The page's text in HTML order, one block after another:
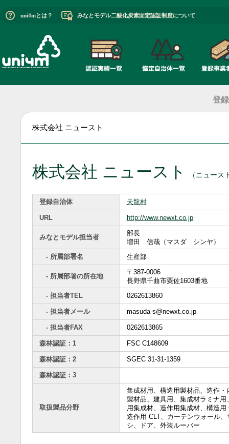
uni4mとは？ みなとモデル二酸化炭素固定認証制度について
登
株式会社 ニュースト
株式会社 ニュースト （ニュース
登録自治体 天龍村
URL http://www.newxt.co.jp
みなとモデル担当者
部長
増田 信哉（マスダ シンヤ）
- 所属部署名
生産部
- 所属部署の所在地
〒387-0006
長野県千曲市粟佐1603番地
- 担当者TEL
0262613860
- 担当者メール masuda-s@newxt.co.jp
- 担当者FAX 0262613865
森林認証：1 FSC C148609
森林認証：2 SGEC 31-31-1359
森林認証：3
取扱製品分野
集成材用、構造用製材品、造作・
製材品、建具用、集成材ラミナ用
用集成材、造作用集成材、構造用
造作用 CLT、カーテンウォール、
シ、ドア、外装ルーバー